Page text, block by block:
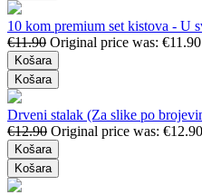
10 kom premium set kistova - U
€11.90 Original price was:
Košara
Košara
Drveni stalak (Za slike po
€12.90 Original price was:
Košara
Košara